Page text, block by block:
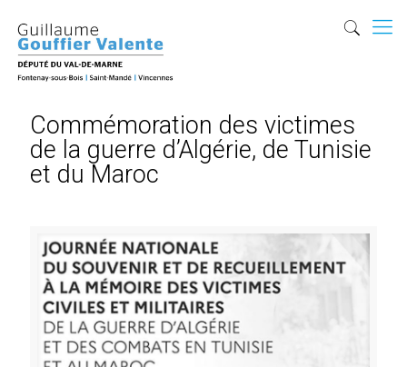
Commémoration des victimes
de la guerre d’Algérie, de Tunisie
et du Maroc